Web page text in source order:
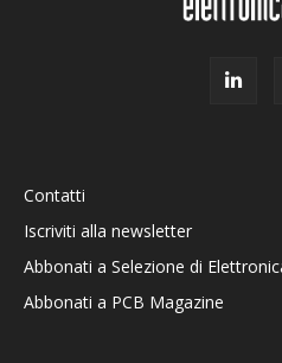
Contatti
Iscriviti alla newsletter
Abbonati a Selezione di
Abbonati a PCB Magazine